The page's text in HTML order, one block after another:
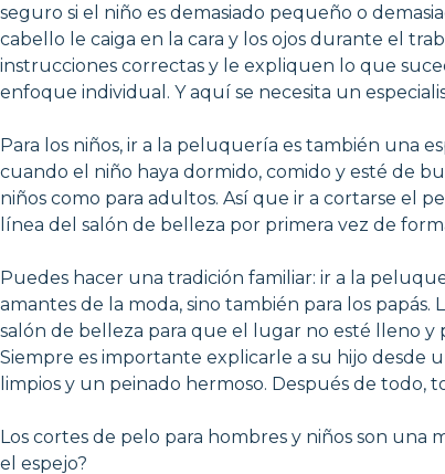
seguro si el niño es demasiado pequeño o
cabello le caiga en la cara y los ojos durante el
instrucciones correctas y le expliquen lo que
enfoque individual. Y aquí se necesita un
Para los niños, ir a la peluquería es también una
cuando el niño haya dormido, comido y esté de
niños como para adultos. Así que ir a cortarse el
línea del salón de belleza por primera vez de
Puedes hacer una tradición familiar: ir a la
amantes de la moda, sino también para los
salón de belleza para que el lugar no esté lleno y
Siempre es importante explicarle a su hijo desde
limpios y un peinado hermoso. Después de todo,
Los cortes de pelo para hombres y niños son una
el espejo?